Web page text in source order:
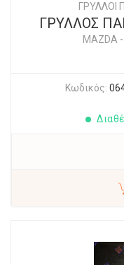
ΓΡΥΛΛΟΙ
ΓΡΥΛΛΟΣ
MAZDA-
Κωδικός: